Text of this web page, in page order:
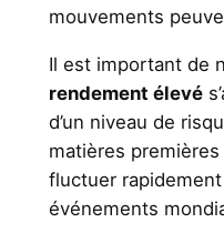
mouvements
Il est important de
rendement élevé
d’un niveau de
matières
fluctuer
événements